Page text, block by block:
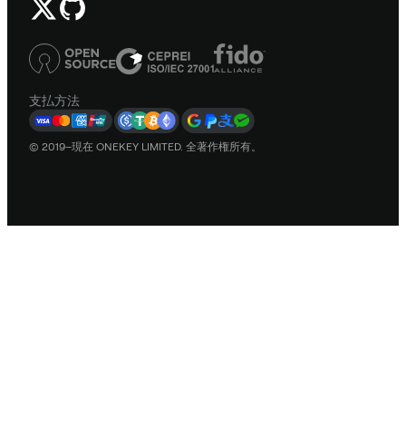
支払方法
© 2019–現在 ONEKEY LIMITED. 全著作権所有。